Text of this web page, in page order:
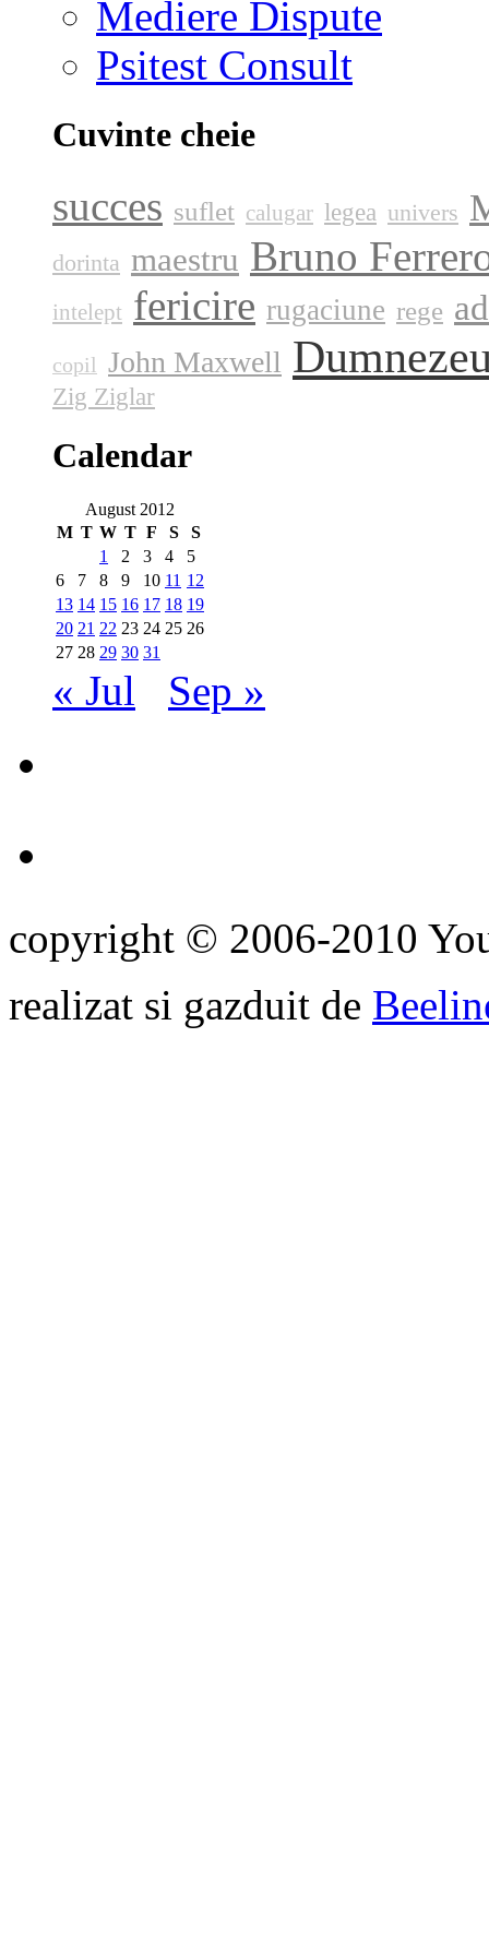
Mediere Dispute
Psitest Consult
Cuvinte cheie
succes suflet calugar legea univers
dorinta maestru Bruno
intelept fericire rugaciune rege
copil John Maxwell
Zig Ziglar
Calendar
August 2012
M T W T F S
S
1
2 3 4
5
6
7 8 9 10 11 12
13 14 15 16 17 18 19
20 21 22 23 24 25 26
27 28 29 30 31
« Jul Sep »
copyright © 2006-2010
realizat si gazduit de